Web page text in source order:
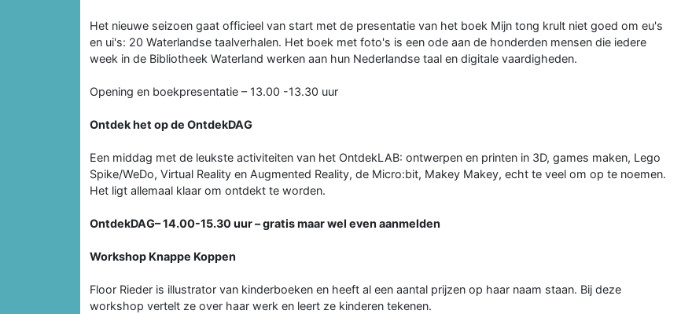
Het nieuwe seizoen gaat officieel van start met de presentatie van het boek Mijn tong krult niet goed om eu's
en ui's: 20 Waterlandse taalverhalen. Het boek met foto's is een ode aan de honderden mensen die iedere
week in de Bibliotheek Waterland werken aan hun Nederlandse taal en digitale vaardigheden.
Opening en boekpresentatie – 13.00 -13.30 uur
Ontdek het op de OntdekDAG
Een middag met de leukste activiteiten van het OntdekLAB: ontwerpen en printen in 3D, games maken, Lego
Spike/WeDo, Virtual Reality en Augmented Reality, de Micro:bit, Makey Makey, echt te veel om op te noemen.
Het ligt allemaal klaar om ontdekt te worden.
OntdekDAG– 14.00-15.30 uur – gratis maar wel even aanmelden
Workshop Knappe Koppen
Floor Rieder is illustrator van kinderboeken en heeft al een aantal prijzen op haar naam staan. Bij deze
workshop vertelt ze over haar werk en leert ze kinderen tekenen.